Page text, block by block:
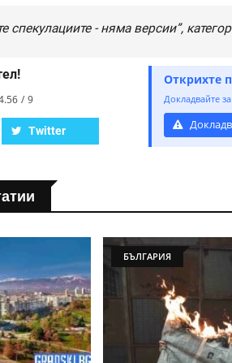
спекулациите - няма версии”,
9
Twitter
Открихте
Докладвайте
БЪЛГАРИЯ